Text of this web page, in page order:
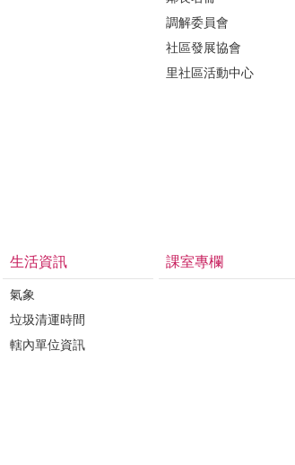
調解委員會
社區發展協會
里社區活動中心
生活資訊
氣象
垃圾清運時間
轄內單位資訊
課室專欄